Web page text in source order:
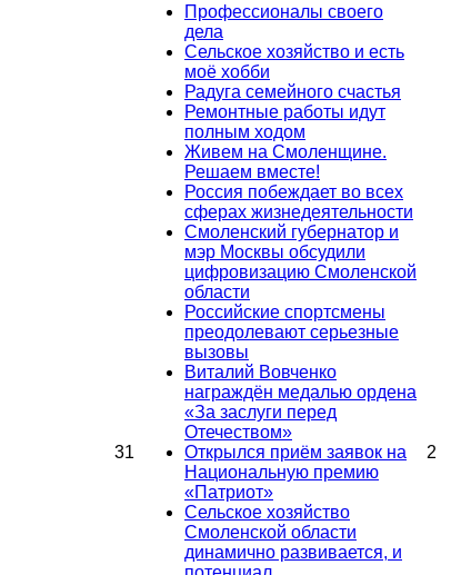
31
Профессионалы своего
дела
Сельское хозяйство и есть
моё хобби
Радуга семейного счастья
Ремонтные работы идут
полным ходом
Живем на Смоленщине.
Решаем вместе!
Россия побеждает во всех
сферах жизнедеятельности
Смоленский губернатор и
мэр Москвы обсудили
цифровизацию Смоленской
области
Российские спортсмены
преодолевают серьезные
вызовы
Виталий Вовченко
награждён медалью ордена
«За заслуги перед
Отечеством»
Открылся приём заявок на
Национальную премию
«Патриот»
Сельское хозяйство
Смоленской области
динамично развивается, и
2